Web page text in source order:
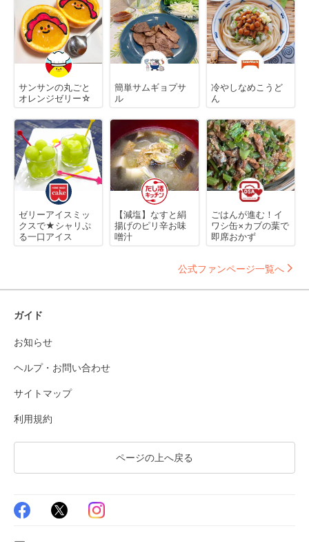
サンサンの丸ごと
オレンジゼリー☆
簡単サムギョプサ
ル
冷やしなめこうど
ん
ゼリーアイスミッ
クスで★シャリぷ
る一口アイス
【減塩】なすと絹
揚げのピリ辛お味
噌汁
ごはんが進む！イ
ワシ缶×カブの葉で
即席おかず
公式ファンページ一覧へ
ガイド
お知らせ
ヘルプ・お問い合わせ
サイトマップ
利用規約
ページの上へ戻る